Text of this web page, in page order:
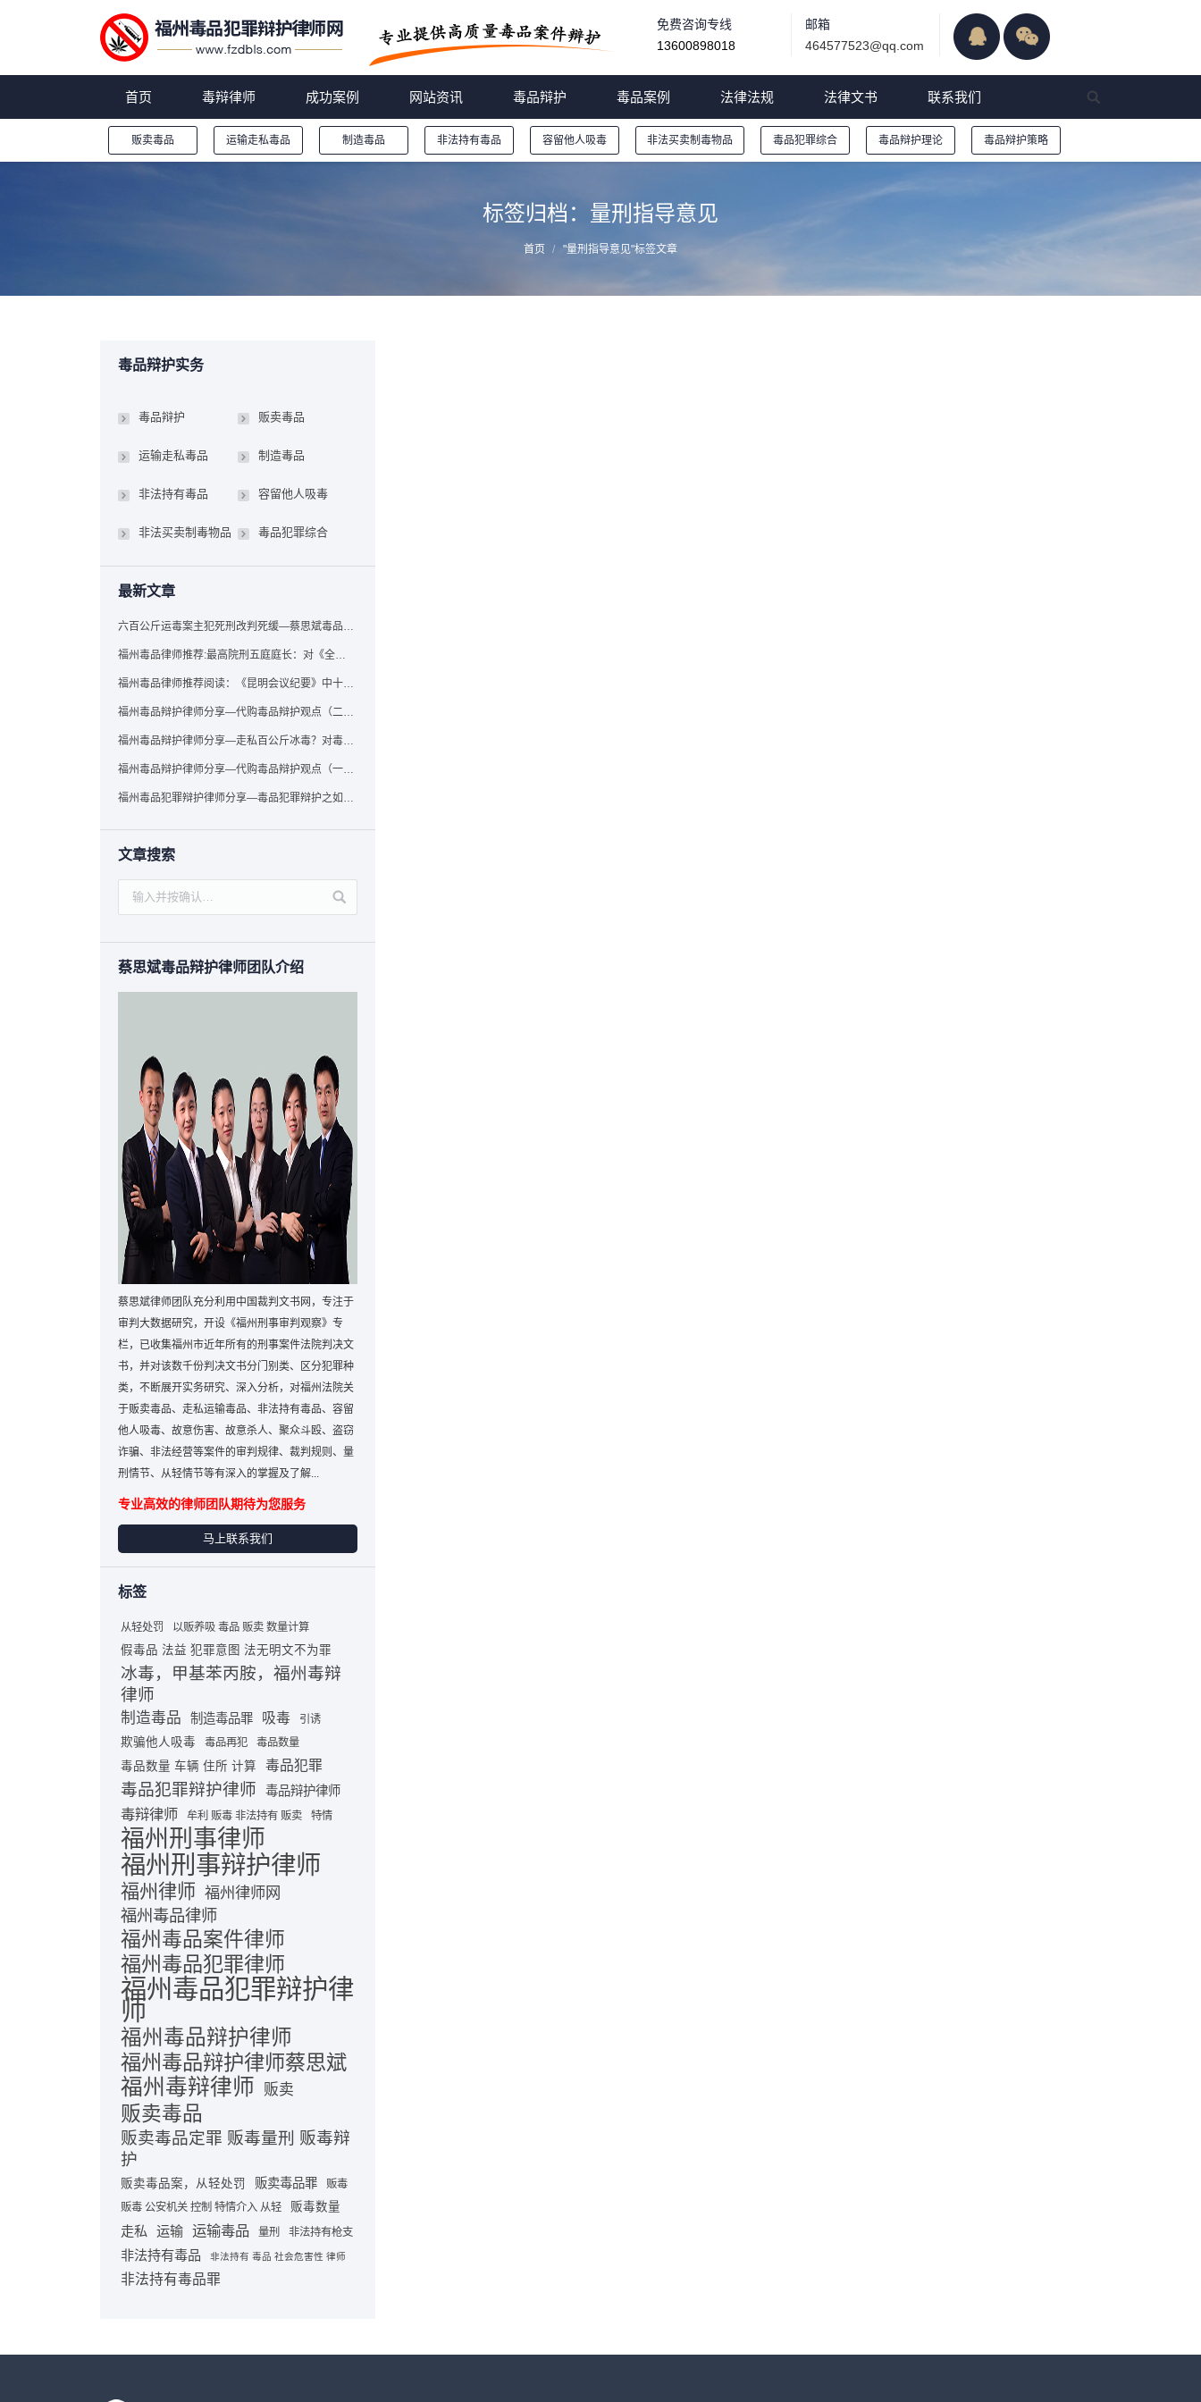
免费咨询专线
13600898018
邮箱
464577523@qq.com
首页 毒辩律师 成功案例 网站资讯 毒品辩护 毒品案例 法律法规 法律文书 联系我们
贩卖毒品 运输走私毒品 制造毒品 非法持有毒品 容留他人吸毒 非法买卖制毒物品 毒品犯罪综合 毒品辩护理论 毒品辩护策略
标签归档： 量刑指导意见
首页 "量刑指导意见"标签文章
毒品辩护实务
毒品辩护 贩卖毒品
运输走私毒品 制造毒品
非法持有毒品 容留他人吸毒
非法买卖制毒物品 毒品犯罪综合
最新文章
六百公斤运毒案主犯死刑改判死缓—蔡思斌毒品犯罪辩护成功案例
福州毒品律师推荐:最高院刑五庭庭长：对《全国法院毒品案件审判工作会议纪要》的理解与适用
福州毒品律师推荐阅读：《昆明会议纪要》中十个“意想不到”的规定
福州毒品辩护律师分享—代购毒品辩护观点（二）——“牟利”之辩
福州毒品辩护律师分享—走私百公斤冰毒？对毒品缺失型走私毒品罪案件，该如何有效辩护
福州毒品辩护律师分享—代购毒品辩护观点（一）——“真假”之辩
福州毒品犯罪辩护律师分享—毒品犯罪辩护之如何提炼言辞证据
文章搜索
蔡思斌毒品辩护律师团队介绍
蔡思斌律师团队充分利用中国裁判文书网，专注于
审判大数据研究，开设《福州刑事审判观察》专
栏，已收集福州市近年所有的刑事案件法院判决文
书，并对该数千份判决文书分门别类、区分犯罪种
类，不断展开实务研究、深入分析，对福州法院关
于贩卖毒品、走私运输毒品、非法持有毒品、容留
他人吸毒、故意伤害、故意杀人、聚众斗殴、盗窃
诈骗、非法经营等案件的审判规律、裁判规则、量
刑情节、从轻情节等有深入的掌握及了解...
专业高效的律师团队期待为您服务
马上联系我们
标签
从轻处罚 以贩养吸 毒品 贩卖 数量计算
假毒品 法益 犯罪意图 法无明文不为罪
冰毒，甲基苯丙胺，福州毒辩
律师
制造毒品 制造毒品罪 吸毒 引诱
欺骗他人吸毒 毒品再犯 毒品数量
毒品数量 车辆 住所 计算 毒品犯罪
毒品犯罪辩护律师 毒品辩护律师
毒辩律师 牟利 贩毒 非法持有 贩卖 特情
福州刑事律师
福州刑事辩护律师
福州律师 福州律师网
福州毒品律师
福州毒品案件律师
福州毒品犯罪律师
福州毒品犯罪辩护律
师
福州毒品辩护律师
福州毒品辩护律师蔡思斌
福州毒辩律师 贩卖
贩卖毒品
贩卖毒品定罪 贩毒量刑 贩毒辩
护
贩卖毒品案，从轻处罚 贩卖毒品罪
贩毒
贩毒 公安机关 控制 特情介入 从轻
贩毒数量
走私 运输 运输毒品 量刑 非法持有枪支
非法持有毒品 非法持有 毒品 社会危害性 律师
非法持有毒品罪